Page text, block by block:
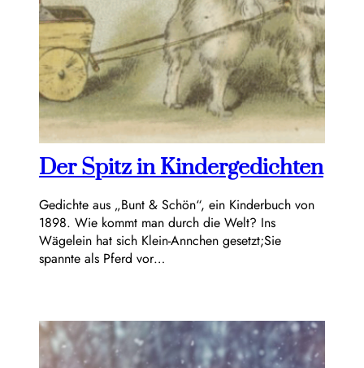
Der Spitz in Kindergedichten
Gedichte aus „Bunt & Schön“, ein Kinderbuch von
1898. Wie kommt man durch die Welt? Ins
Wägelein hat sich Klein-Annchen gesetzt;Sie
spannte als Pferd vor…